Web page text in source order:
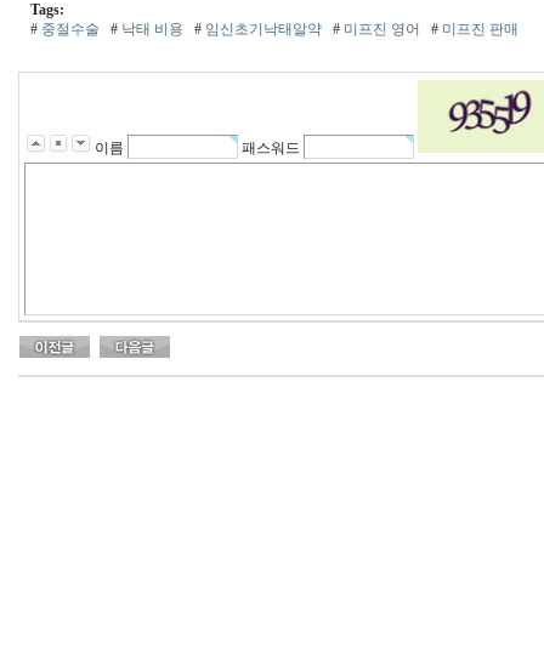
Tags:
# 중절수술 # 낙태 비용 # 임­신초기낙­태알­약 # 미프진 영어 # 미프진 판매
이름 패스워드